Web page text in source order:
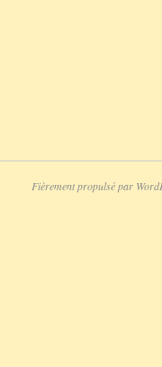
Fièrement propulsé par